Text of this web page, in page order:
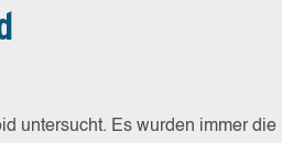
untersucht. Es wurden immer die